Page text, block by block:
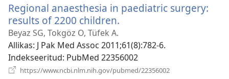
Regional anaesthesia in paediatric surgery:
results of 2200 children.
akna)
Beyaz SG, Tokgöz O, Tüfek A.
Allikas‎: J Pak Med Assoc 2011;61(8):782-6.
Indekseeritud‎: PubMed 22356002
https://www.ncbi.nlm.nih.gov/pubmed/22356002